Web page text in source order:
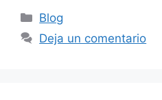
Categorías
Blog
Deja un comentario